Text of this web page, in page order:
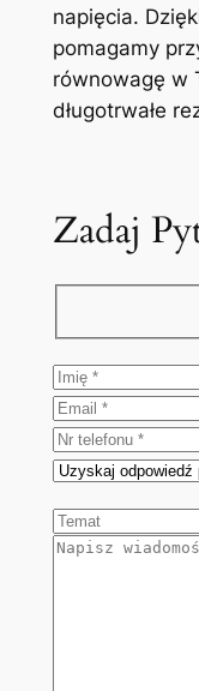
napięcia.
pomagamy
równowagę w
długotrwałe
Zadaj